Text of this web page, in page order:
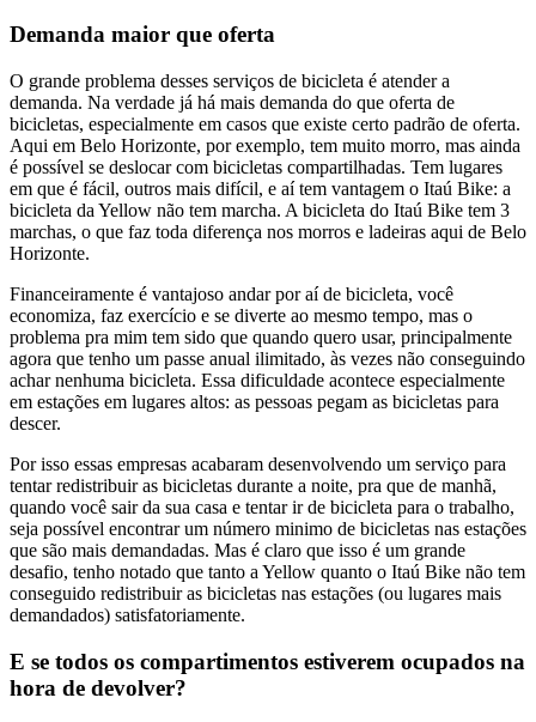
Demanda maior que oferta
O grande problema desses serviços de bicicleta é atender a
demanda. Na verdade já há mais demanda do que oferta de
bicicletas, especialmente em casos que existe certo padrão de oferta.
Aqui em Belo Horizonte, por exemplo, tem muito morro, mas ainda
é possível se deslocar com bicicletas compartilhadas. Tem lugares
em que é fácil, outros mais difícil, e aí tem vantagem o Itaú Bike: a
bicicleta da Yellow não tem marcha. A bicicleta do Itaú Bike tem 3
marchas, o que faz toda diferença nos morros e ladeiras aqui de Belo
Horizonte.
Financeiramente é vantajoso andar por aí de bicicleta, você
economiza, faz exercício e se diverte ao mesmo tempo, mas o
problema pra mim tem sido que quando quero usar, principalmente
agora que tenho um passe anual ilimitado, às vezes não conseguindo
achar nenhuma bicicleta. Essa dificuldade acontece especialmente
em estações em lugares altos: as pessoas pegam as bicicletas para
descer.
Por isso essas empresas acabaram desenvolvendo um serviço para
tentar redistribuir as bicicletas durante a noite, pra que de manhã,
quando você sair da sua casa e tentar ir de bicicleta para o trabalho,
seja possível encontrar um número minimo de bicicletas nas estações
que são mais demandadas. Mas é claro que isso é um grande
desafio, tenho notado que tanto a Yellow quanto o Itaú Bike não tem
conseguido redistribuir as bicicletas nas estações (ou lugares mais
demandados) satisfatoriamente.
E se todos os compartimentos estiverem ocupados na
hora de devolver?